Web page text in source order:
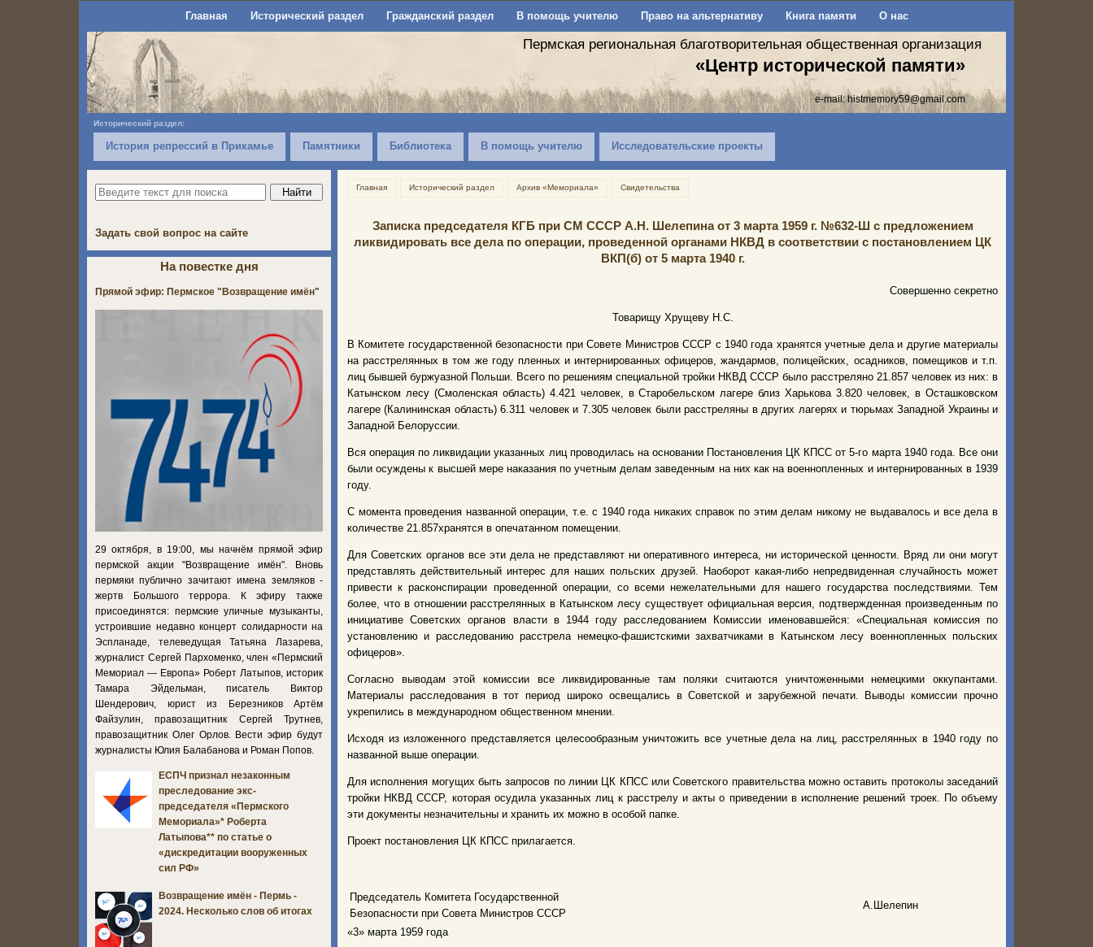
Главная Исторический раздел Гражданский раздел В помощь учителю Право на альтернативу Книга памяти О нас
Пермская региональная благотворительная общественная организация
«Центр исторической памяти»
e-mail:histmemory59@gmail.com
Исторический раздел:
История репрессий в Прикамье Памятники Библиотека В помощь учителю Исследовательские проекты
Главная Исторический раздел Архив «Мемориала» Свидетельства
Записка председателя КГБ при СМ СССР А.Н. Шелепина от 3 марта 1959 г. №632-Ш с предложением
ликвидировать все дела по операции, проведенной органами НКВД в соответствии с постановлением ЦК
ВКП(б) от 5 марта 1940 г.
Совершенно секретно
Товарищу Хрущеву Н.С.
В Комитете государственной безопасности при Совете Министров СССР с 1940 года хранятся учетные дела и другие материалы
на расстрелянных в том же году пленных и интернированных офицеров, жандармов, полицейских, осадников, помещиков и т.п.
лиц бывшей буржуазной Польши. Всего по решениям специальной тройки НКВД СССР было расстреляно 21.857 человек из них: в
Катынском лесу (Смоленская область) 4.421 человек, в Старобельском лагере близ Харькова 3.820 человек, в Осташковском
лагере (Калининская область) 6.311 человек и 7.305 человек были расстреляны в других лагерях и тюрьмах Западной Украины и
Западной Белоруссии.
Вся операция по ликвидации указанных лиц проводилась на основании Постановления ЦК КПСС от 5-го марта 1940 года. Все они
были осуждены к высшей мере наказания по учетным делам заведенным на них как на военнопленных и интернированных в 1939
году.
С момента проведения названной операции, т.е. с 1940 года никаких справок по этим делам никому не выдавалось и все дела в
количестве 21.857хранятся в опечатанном помещении.
Для Советских органов все эти дела не представляют ни оперативного интереса, ни исторической ценности. Вряд ли они могут
представлять действительный интерес для наших польских друзей. Наоборот какая-либо непредвиденная случайность может
привести к расконспирации проведенной операции, со всеми нежелательными для нашего государства последствиями. Тем
более, что в отношении расстрелянных в Катынском лесу существует официальная версия, подтвержденная произведенным по
инициативе Советских органов власти в 1944 году расследованием Комиссии именовавшейся: «Специальная комиссия по
установлению и расследованию расстрела немецко-фашистскими захватчиками в Катынском лесу военнопленных польских
офицеров».
Согласно выводам этой комиссии все ликвидированные там поляки считаются уничтоженными немецкими оккупантами.
Материалы расследования в тот период широко освещались в Советской и зарубежной печати. Выводы комиссии прочно
укрепились в международном общественном мнении.
Исходя из изложенного представляется целесообразным уничтожить все учетные дела на лиц, расстрелянных в 1940 году по
названной выше операции.
Для исполнения могущих быть запросов по линии ЦК КПСС или Советского правительства можно оставить протоколы заседаний
тройки НКВД СССР, которая осудила указанных лиц к расстрелу и акты о приведении в исполнение решений троек. По объему
эти документы незначительны и хранить их можно в особой папке.
Проект постановления ЦК КПСС прилагается.
Председатель Комитета Государственной
Безопасности при Совета Министров СССР
А.Шелепин
«3» марта 1959 года
Задать свой вопрос на сайте
На повестке дня
Прямой эфир: Пермское "Возвращение имён"
29 октября, в 19:00, мы начнём прямой эфир
пермской акции "Возвращение имён". Вновь
пермяки публично зачитают имена земляков -
жертв Большого террора. К эфиру также
присоединятся: пермские уличные музыканты,
устроившие недавно концерт солидарности на
Эспланаде, телеведущая Татьяна Лазарева,
журналист Сергей Пархоменко, член «Пермский
Мемориал — Европа» Роберт Латыпов, историк
Тамара Эйдельман, писатель Виктор
Шендерович, юрист из Березников Артём
Файзулин, правозащитник Сергей Трутнев,
правозащитник Олег Орлов. Вести эфир будут
журналисты Юлия Балабанова и Роман Попов.
ЕСПЧ признал незаконным
преследование экс-
председателя «Пермского
Мемориала»* Роберта
Латыпова** по статье о
«дискредитации вооруженных
сил РФ»
Возвращение имён - Пермь -
2024. Несколько слов об итогах